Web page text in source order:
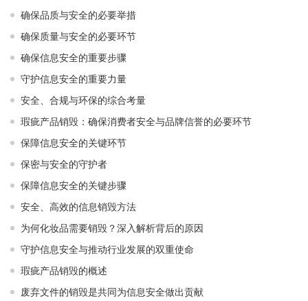
确保品质与安全的必要举措
确保质量与安全的必要环节
确保信息安全的重要步骤
守护信息安全的重要力量
安全、合规与环保的综合考量
瑕疵产品销毁：确保消费者安全与品牌信誉的必要环节
保障信息安全的关键环节
保密与安全的守护者
保障信息安全的关键步骤
安全、高效的信息销毁方法
为何化妆品需要销毁？深入解析背后的原因
守护信息安全与推动行业发展的双重使命
瑕疵产品销毁的概述
废弃文件的销毁是共同为信息安全做出贡献